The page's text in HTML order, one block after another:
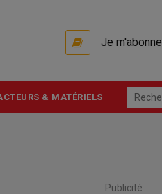
Je m'abonne
& MATÉRIELS
Publicité